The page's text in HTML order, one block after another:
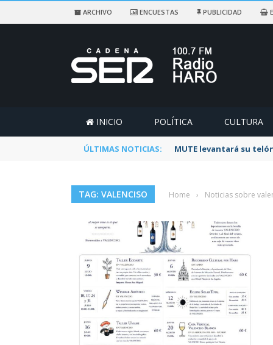
ARCHIVO ENCUESTAS PUBLICIDAD
INICIO POLÍTICA CULTURA
ÚLTIMAS NOTICIAS: MUTE levantará su
TAG: VALENCISO Home › Noticias sobre